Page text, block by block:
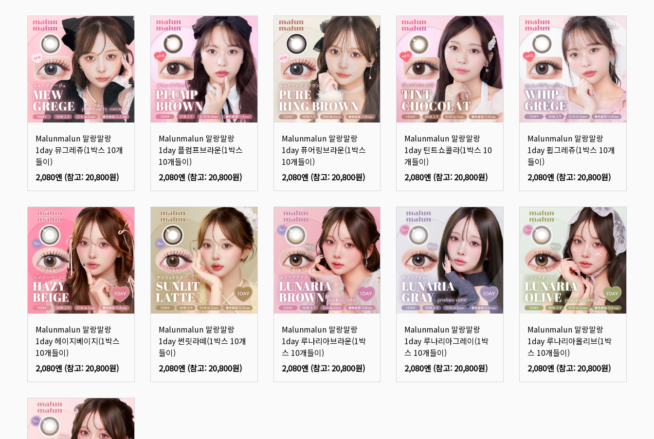
Malunmalun 말랑말랑
1day 뮤그레쥬(1박스 10개
들이)
2,080엔 (참고: 20,800원)
Malunmalun 말랑말랑
1day 플럼프브라운(1박스
10개들이)
2,080엔(참고: 20,800원)
Malunmalun 말랑말랑
1day 퓨어링브라운(1박스
10개들이)
2,080엔(참고: 20,800원)
Malunmalun 말랑말랑
1day 틴트쇼콜라(1박스 10
개들이)
2,080엔 (참고: 20,800원)
Malunmalun 말랑말랑
1day 휩그레쥬(1박스 10개
들이)
2,080엔 (참고: 20,800원)
Malunmalun 말랑말랑
1day 헤이지베이지(1박스
10개들이)
2,080엔 (참고: 20,800원)
Malunmalun 말랑말랑
1day 썬릿라떼(1박스 10개
들이)
2,080엔(참고: 20,800원)
Malunmalun 말랑말랑
1day 루나리아브라운(1박
스 10개들이)
2,080엔(참고: 20,800원)
Malunmalun 말랑말랑
1day 루나리아그레이(1박
스 10개들이)
2,080엔 (참고: 20,800원)
Malunmalun 말랑말랑
1day 루나리아올리브(1박
스 10개들이)
2,080엔 (참고: 20,800원)